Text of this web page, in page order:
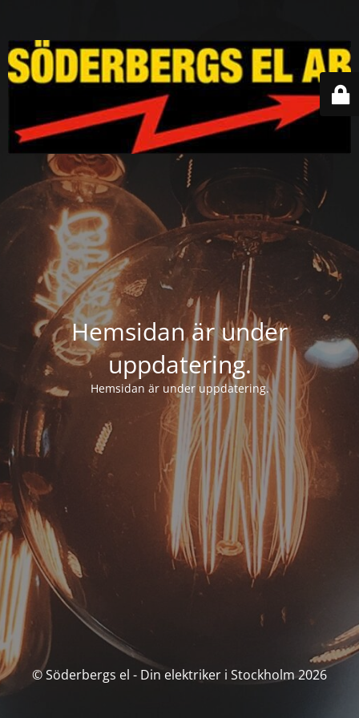
Hemsidan är under
uppdatering.
Hemsidan är under uppdatering.
© Söderbergs el - Din elektriker i Stockholm 2026